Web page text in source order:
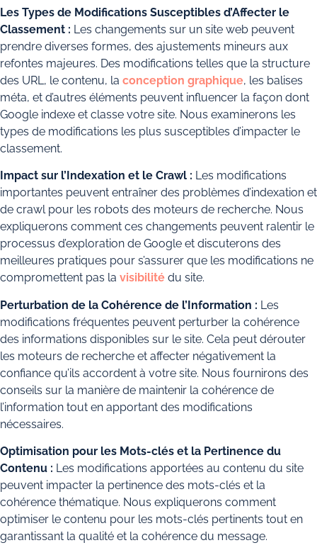
Les Types de Modifications Susceptibles d’Affecter le
Classement : Les changements sur un site web peuvent
prendre diverses formes, des ajustements mineurs aux
refontes majeures. Des modifications telles que la structure
des URL, le contenu, la conception graphique, les balises
méta, et d’autres éléments peuvent influencer la façon dont
Google indexe et classe votre site. Nous examinerons les
types de modifications les plus susceptibles d’impacter le
classement.
Impact sur l’Indexation et le Crawl : Les modifications
importantes peuvent entraîner des problèmes d’indexation et
de crawl pour les robots des moteurs de recherche. Nous
expliquerons comment ces changements peuvent ralentir le
processus d’exploration de Google et discuterons des
meilleures pratiques pour s’assurer que les modifications ne
compromettent pas la visibilité du site.
Perturbation de la Cohérence de l’Information : Les
modifications fréquentes peuvent perturber la cohérence
des informations disponibles sur le site. Cela peut dérouter
les moteurs de recherche et affecter négativement la
confiance qu’ils accordent à votre site. Nous fournirons des
conseils sur la manière de maintenir la cohérence de
l’information tout en apportant des modifications
nécessaires.
Optimisation pour les Mots-clés et la Pertinence du
Contenu : Les modifications apportées au contenu du site
peuvent impacter la pertinence des mots-clés et la
cohérence thématique. Nous expliquerons comment
optimiser le contenu pour les mots-clés pertinents tout en
garantissant la qualité et la cohérence du message.